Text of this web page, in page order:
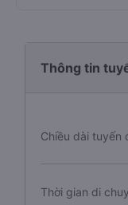
Thông tin
Chiều dài tuyến
Thời gian di